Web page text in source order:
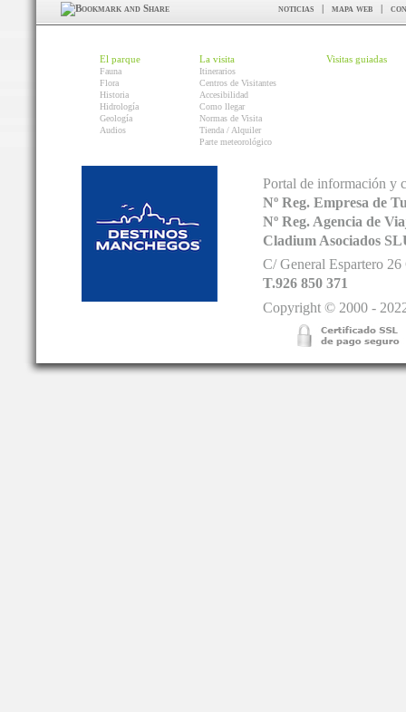
noticias | mapa web |
El parque
Fauna
Flora
Historia
Hidrología
Geología
Audios
La visita
Itinerarios
Centros de Visitantes
Accesibilidad
Como llegar
Normas de Visita
Tienda / Alquiler
Parte meteorológico
Visitas guiadas
Portal de información y
Nº Reg. Empresa de
Nº Reg. Agencia de
Cladium Asociados
C/ General Espartero
T.926 850 371
Copyright © 2000 -